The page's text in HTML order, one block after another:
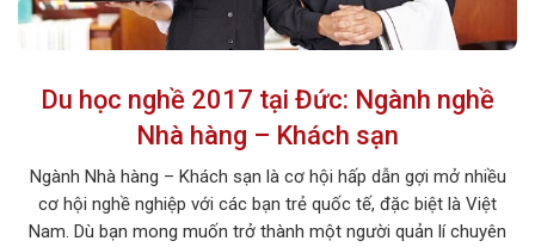
Du học nghề 2017 tại Đức: Ngành nghề
Nhà hàng – Khách sạn
Ngành Nhà hàng – Khách sạn là cơ hội hấp dẫn gợi mở nhiều
cơ hội nghề nghiệp với các bạn trẻ quốc tế, đặc biệt là Việt
Nam. Dù bạn mong muốn trở thành một người quản lí chuyên